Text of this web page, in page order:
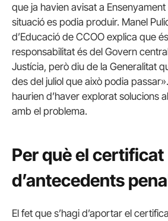
que ja havien avisat a
situació es podia produir. Manel
d’Educació de CCOO explica que
responsabilitat és del Govern
Justícia, però diu de la Generalitat
des del juliol que això podia
haurien d’haver explorat solucions
amb el problema.
Per què el certificat
d’antecedents
El fet que s’hagi d’aportar el